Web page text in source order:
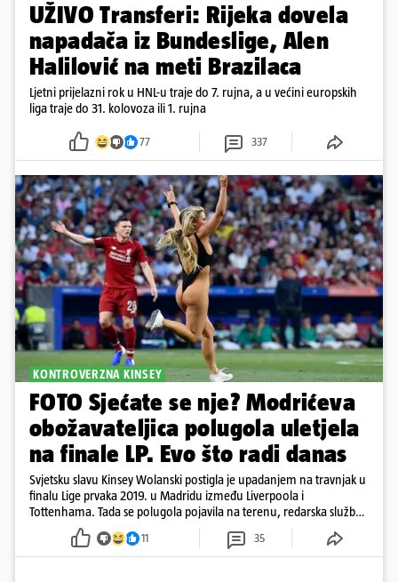
UŽIVO Transferi: Rijeka dovela
napadača iz Bundeslige, Alen
Halilović na meti Brazilaca
Ljetni prijelazni rok u HNL-u traje do 7. rujna, a u većini europskih
liga traje do 31. kolovoza ili 1. rujna
77 337
KONTROVERZNA KINSEY
FOTO Sjećate se nje? Modrićeva
obožavateljica polugola uletjela
na finale LP. Evo što radi danas
Svjetsku slavu Kinsey Wolanski postigla je upadanjem na travnjak u
finalu Lige prvaka 2019. u Madridu između Liverpoola i
Tottenhama. Tada se polugola pojavila na terenu, redarska služba
ju je lovila po travnjaku, a njezine fotografije obišle su svijet.
11 35